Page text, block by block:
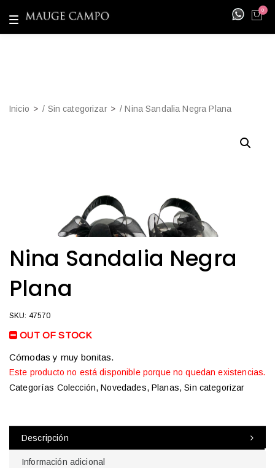
0
T
g
g
Inicio / Sin categorizar / Nina Sandalia Negra Plana
Nina Sandalia Negra
Plana
SKU: 47570
OUT OF STOCK
Cómodas y muy bonitas.
Este producto no está disponible porque no quedan existencias.
Categorías Colección,Novedades, Planas,Sin categorizar
Descripción
Información adicional